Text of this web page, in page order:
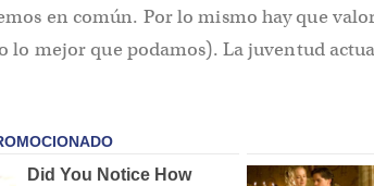
en común. Por lo mismo hay que
lo mejor que podamos). La juventud